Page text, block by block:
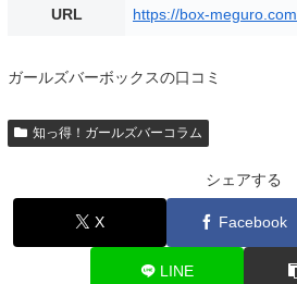
URL https://box-meguro.com
ガールズバーボックスの口コミ
知っ得！ガールズバーコラム
シェアする
X Facebook
LINE